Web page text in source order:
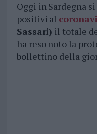
Oggi in Sardegna
positivi al
Sassari) il totale
ha reso noto la
bollettino della